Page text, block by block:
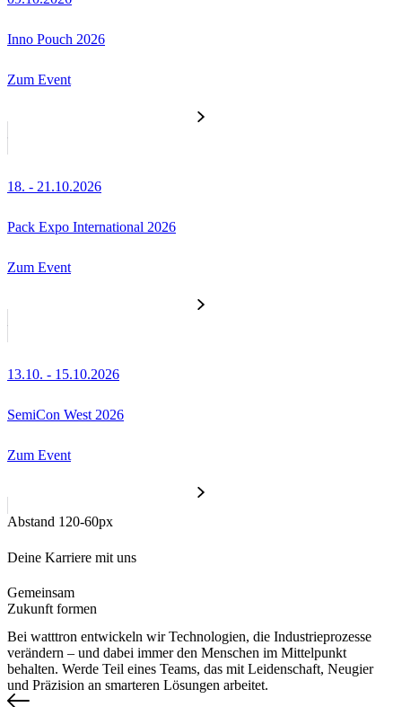
Inno Pouch 2026
Zum Event
18. - 21.10.2026
Pack Expo International 2026
Zum Event
13.10. - 15.10.2026
SemiCon West 2026
Zum Event
Abstand 120-60px
Deine Karriere mit uns
Gemeinsam
Zukunft formen
Bei watttron entwickeln wir Technologien, die Industrieprozesse
verändern – und dabei immer den Menschen im Mittelpunkt
behalten. Werde Teil eines Teams, das mit Leidenschaft, Neugier
und Präzision an smarteren Lösungen arbeitet.